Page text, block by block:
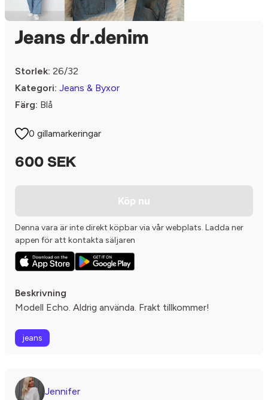
Jeans dr.denim
Storlek: 26/32
Kategori: Jeans & Byxor
Färg: Blå
0 gillamarkeringar
600 SEK
Köp nu
Denna vara är inte direkt köpbar via vår webplats. Ladda ner
appen för att kontakta säljaren
Beskrivning
Modell Echo. Aldrig använda. Frakt tillkommer!
jeans
Jennifer